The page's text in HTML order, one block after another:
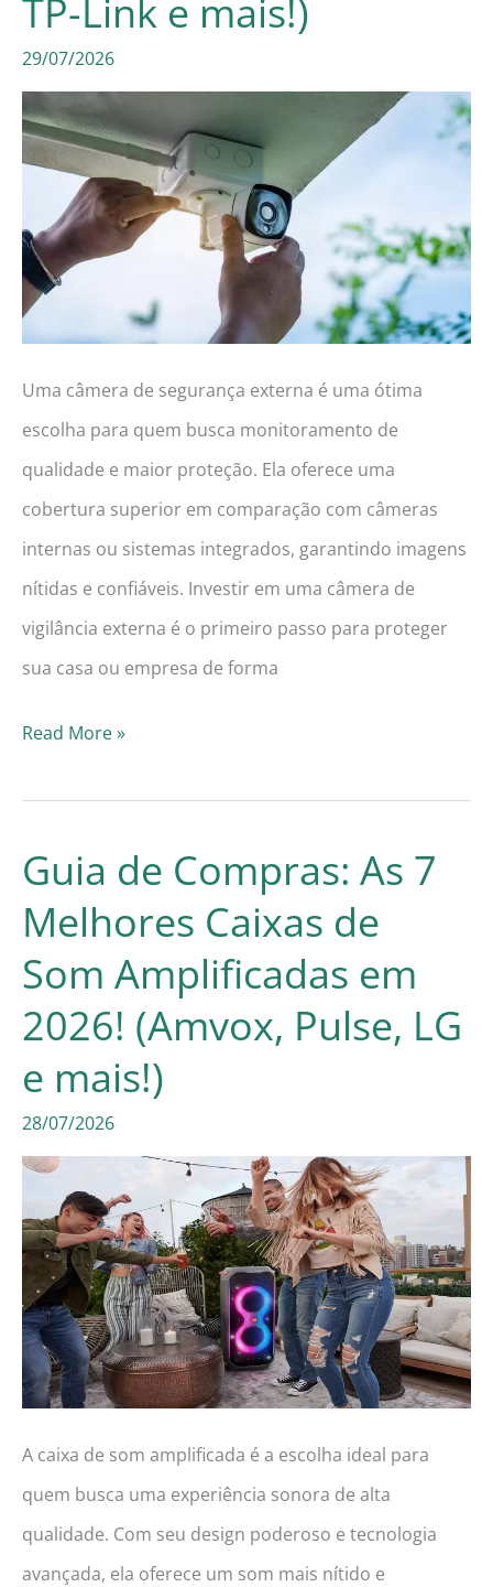
com
Fio
em
2026!
WAAW,
Apple
e
mais!)
TP-Link e mais!)
29/07/2026
Uma câmera de segurança externa é uma ótima
escolha para quem busca monitoramento de
qualidade e maior proteção. Ela oferece uma
cobertura superior em comparação com câmeras
internas ou sistemas integrados, garantindo imagens
nítidas e confiáveis. Investir em uma câmera de
vigilância externa é o primeiro passo para proteger
sua casa ou empresa de forma
Guia
As
7
Melhores
Câmeras
de
Externas
em
2026!
(Coibeu,
Intelbras,
TP-
Link
e
mais!)
Read More »
Guia de Compras: As 7
Melhores Caixas de
Som Amplificadas em
2026! (Amvox, Pulse, LG
e mais!)
28/07/2026
A caixa de som amplificada é a escolha ideal para
quem busca uma experiência sonora de alta
qualidade. Com seu design poderoso e tecnologia
avançada, ela oferece um som mais nítido e